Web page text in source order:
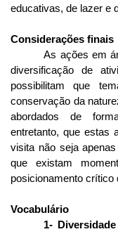
educativas, de lazer e
Considerações finais
As ações em
diversificação de
possibilitam que
conservação da
abordados de
entretanto, que estas
visita não seja
que existam
posicionamento crítico
Vocabulário
1-